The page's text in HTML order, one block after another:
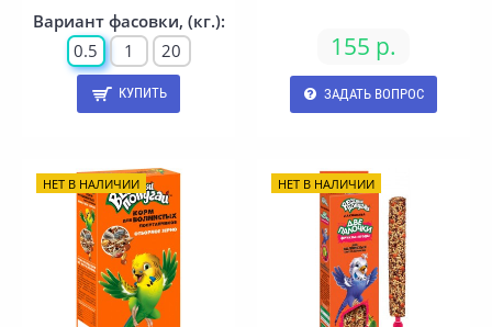
Вариант фасовки, (кг.):
0.5
1 20
КУПИТЬ
155 р.
ЗАДАТЬ ВОПРОС
НЕТ В НАЛИЧИИ НЕТ В НАЛИЧИИ